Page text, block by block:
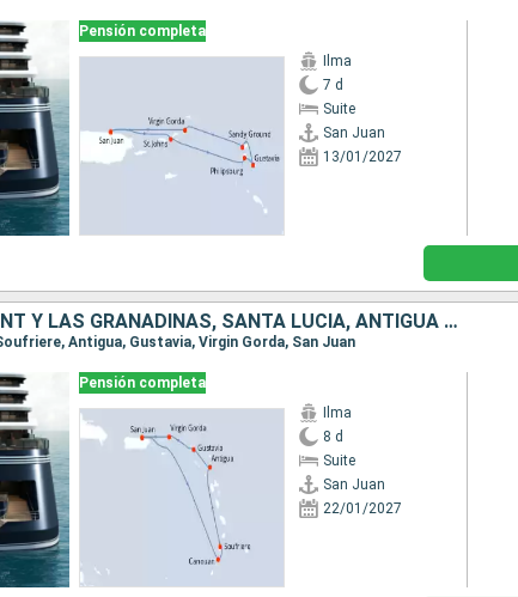
Pensión completa
Ilma
7 d
Suite
San Juan
13/01/2027
PORTO RICO, SAN VINCENT Y LAS GRANADINAS, SANTA LUCIA, ANTIGUA Y BARBUDA, FRANCIA, VIRGEN GORDA
Antigua, Gustavia, Virgin Gorda, San Juan
Pensión completa
Ilma
8 d
Suite
San Juan
22/01/2027